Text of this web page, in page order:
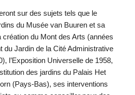
sur des sujets tels que le
du Musée van Buuren et sa
création du Mont des Arts (années
du Jardin de la Cité Administrative
l’Exposition Universelle de 1958,
des jardins du Palais Het
(Pays-Bas), ses interventions